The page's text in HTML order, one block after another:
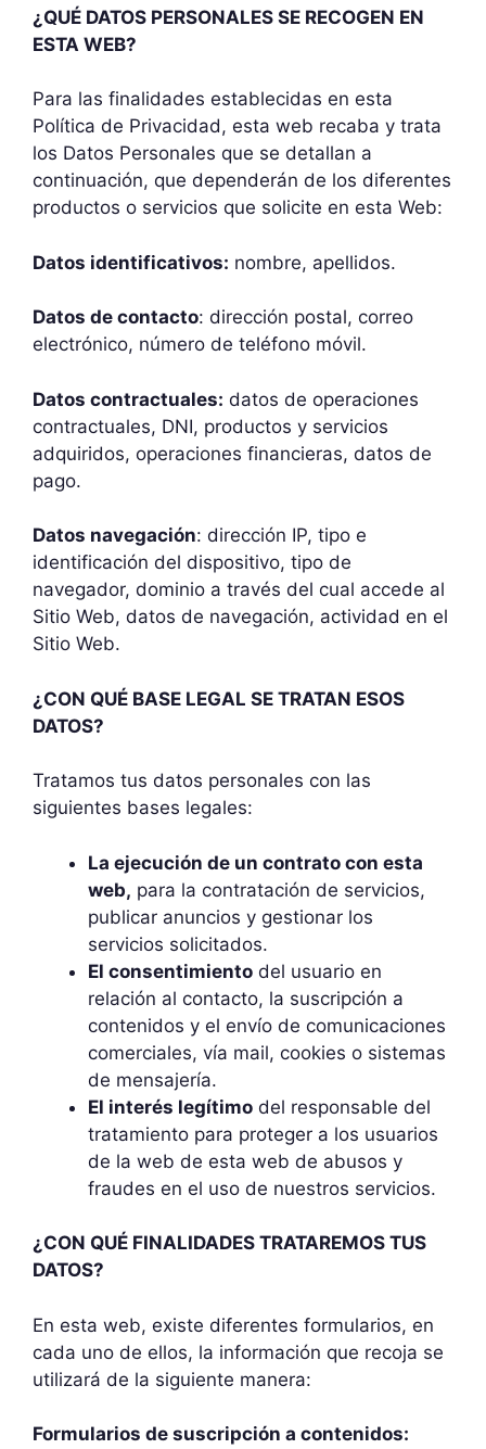
¿QUÉ DATOS PERSONALES SE RECOGEN EN
ESTA WEB?
Para las finalidades establecidas en esta
Política de Privacidad, esta web recaba y trata
los Datos Personales que se detallan a
continuación, que dependerán de los diferentes
productos o servicios que solicite en esta Web:
Datos identificativos: nombre, apellidos.
Datos de contacto: dirección postal, correo
electrónico, número de teléfono móvil.
Datos contractuales: datos de operaciones
contractuales, DNI, productos y servicios
adquiridos, operaciones financieras, datos de
pago.
Datos navegación: dirección IP, tipo e
identificación del dispositivo, tipo de
navegador, dominio a través del cual accede al
Sitio Web, datos de navegación, actividad en el
Sitio Web.
¿CON QUÉ BASE LEGAL SE TRATAN ESOS
DATOS?
Tratamos tus datos personales con las
siguientes bases legales:
La ejecución de un contrato con esta
web, para la contratación de servicios,
publicar anuncios y gestionar los
servicios solicitados.
El consentimiento del usuario en
relación al contacto, la suscripción a
contenidos y el envío de comunicaciones
comerciales, vía mail, cookies o sistemas
de mensajería.
El interés legítimo del responsable del
tratamiento para proteger a los usuarios
de la web de esta web de abusos y
fraudes en el uso de nuestros servicios.
¿CON QUÉ FINALIDADES TRATAREMOS TUS
DATOS?
En esta web, existe diferentes formularios, en
cada uno de ellos, la información que recoja se
utilizará de la siguiente manera:
Formularios de suscripción a contenidos: